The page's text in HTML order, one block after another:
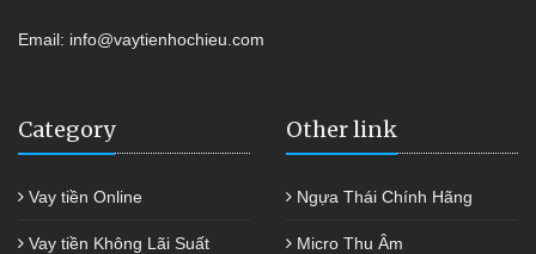
Email: info@vaytienhochieu.com
Category
Vay tiền Online
Vay tiền Không Lãi Suất
Other link
Ngựa Thái Chính Hãng
Micro Thu Âm